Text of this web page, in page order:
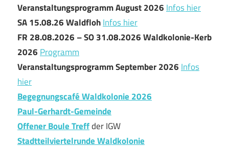
Veranstaltungsprogramm August 2026 Infos hier
SA 15.08.26 WaldflohInfos hier
FR 28.08.2026 – SO 31.08.2026 Waldkolonie-Kerb
2026 Programm
Veranstaltungsprogramm September 2026 Infos
hier
Begegnungscafé Waldkolonie 2026
Paul-Gerhardt-Gemeinde
Offener Boule Treffder IGW
Stadtteilviertelrunde Waldkolonie